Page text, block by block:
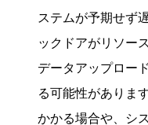
ステムが予期せず
ックドアがリソー
データアップロー
る可能性がありま
かかる場合や、シ